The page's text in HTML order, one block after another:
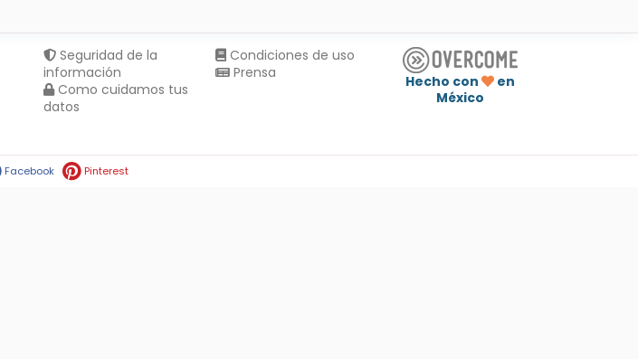
Seguridad de la
información
Como cuidamos tus
datos
Condiciones de uso
Prensa
Hecho con
en
México
Facebook Pinterest